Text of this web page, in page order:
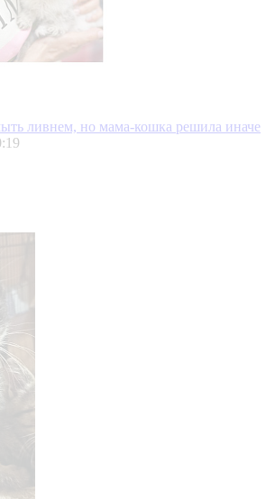
ливнем, но мама-кошка решила иначе